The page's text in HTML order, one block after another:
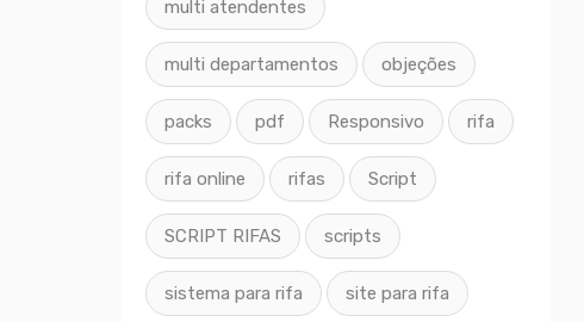
multi atendentes
multi departamentos objeções
packs pdf Responsivo rifa
rifa online rifas Script
SCRIPT RIFAS scripts
sistema para rifa site para rifa